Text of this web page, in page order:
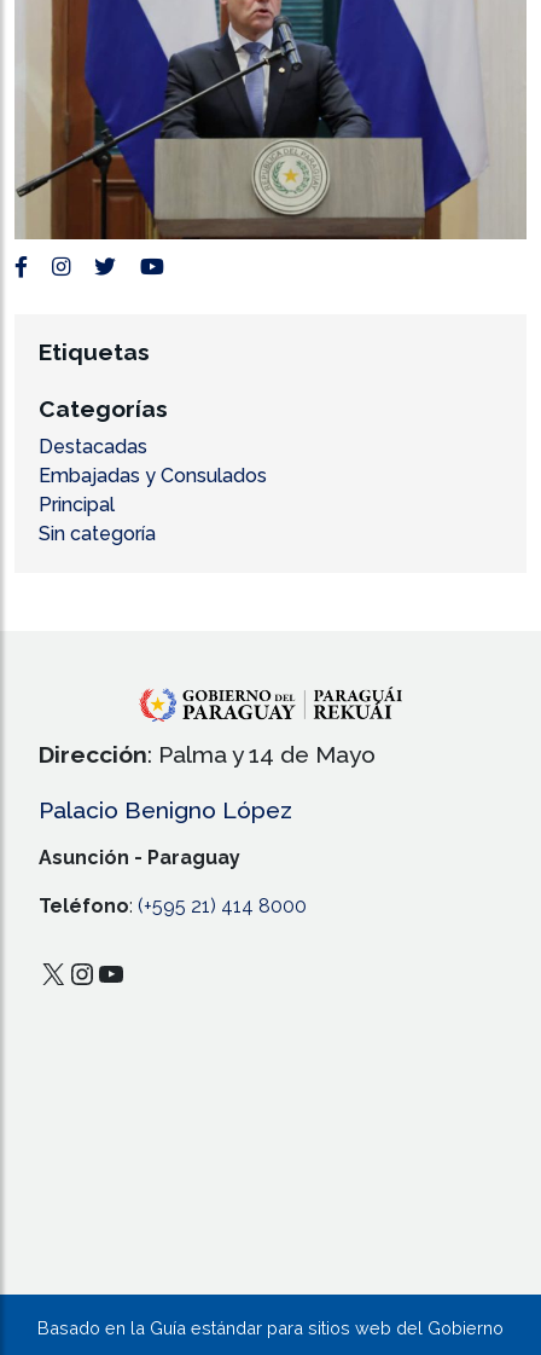
Etiquetas
Categorías
Destacadas
Embajadas y Consulados
Principal
Sin categoría
Dirección: Palma y 14 de Mayo
Palacio Benigno López
Asunción - Paraguay
Teléfono: (+595 21) 414 8000
X Instagram
YouTube
Basado en la Guía estándar para sitios web del Gobierno